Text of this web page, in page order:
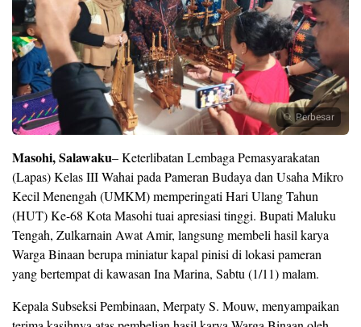
Perbesar
Masohi, Salawaku– Keterlibatan Lembaga Pemasyarakatan
(Lapas) Kelas III Wahai pada Pameran Budaya dan Usaha Mikro
Kecil Menengah (UMKM) memperingati Hari Ulang Tahun
(HUT) Ke-68 Kota Masohi tuai apresiasi tinggi. Bupati Maluku
Tengah, Zulkarnain Awat Amir, langsung membeli hasil karya
Warga Binaan berupa miniatur kapal pinisi di lokasi pameran
yang bertempat di kawasan Ina Marina, Sabtu (1/11) malam.
Kepala Subseksi Pembinaan, Merpaty S. Mouw, menyampaikan